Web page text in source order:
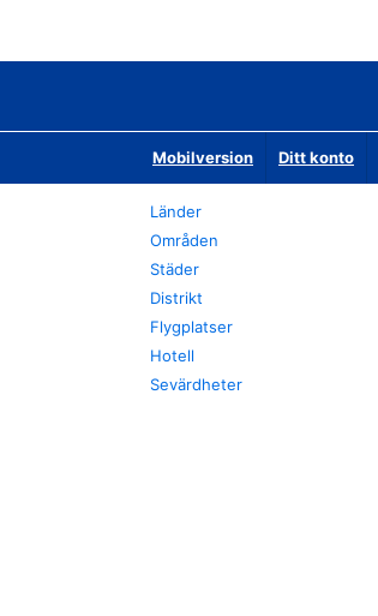
Mobilversion Ditt konto
Länder
Områden
Städer
Distrikt
Flygplatser
Hotell
Sevärdheter